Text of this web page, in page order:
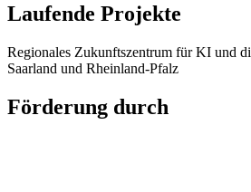
Laufende Projekte
Regionales Zukunftszentrum für KI und
Saarland und Rheinland-Pfalz
Förderung durch